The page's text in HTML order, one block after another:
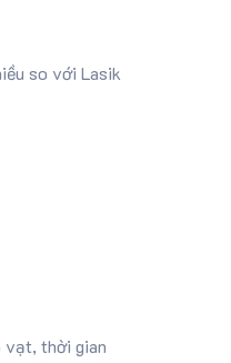
so với Lasik
vạt, thời gian